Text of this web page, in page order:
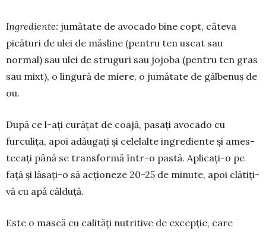
Ingrediente: jumătate de avocado bine copt, câteva
picături de ulei de măsline (pentru ten uscat sau
normal) sau ulei de struguri sau jo­joba (pentru ten gras
sau mixt), o lin­gură de miere, o jumătate de gălbenuş de
ou.
După ce l-aţi curăţat de coajă, pa­saţi avocado cu
furculiţa, apoi adău­gaţi şi celelalte ingrediente şi ames­
tecaţi până se transformă într-o pastă. Apli­­caţi-o pe
faţă şi lăsaţi-o să acţio­neze 20-25 de minute, apoi clătiţi-
vă cu apă călduţă.
Este o mască cu calităţi nutritive de excepţie, care